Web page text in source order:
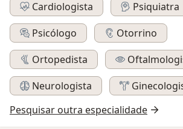
Cardiologista
Psiquiatra
Psicólogo
Otorrino
Ortopedista
Neurologista
Pesquisar outra especialidade